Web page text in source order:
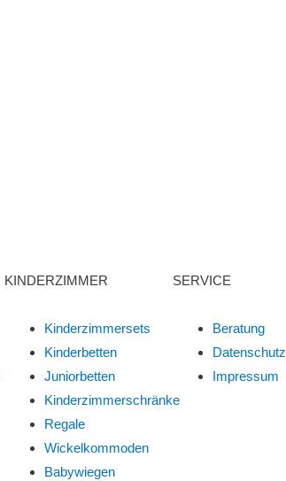
KINDERZIMMER
Kinderzimmersets
Kinderbetten
Juniorbetten
Kinderzimmerschränke
Regale
Wickelkommoden
Babywiegen
SERVICE
Beratung
Datenschutz
Impressum